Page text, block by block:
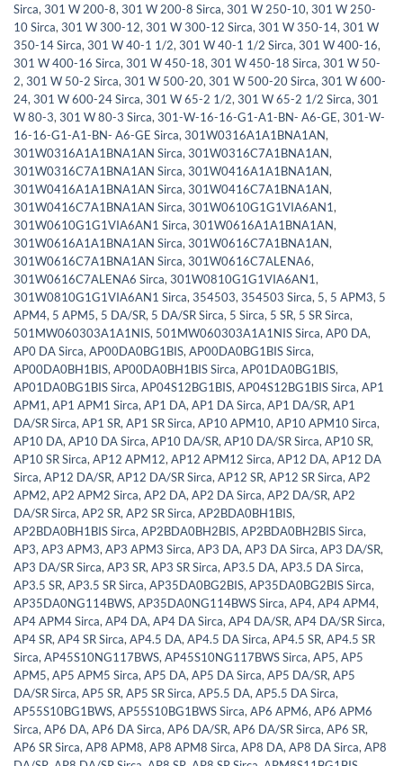
Sirca,301 W 200-8,301 W 200-8 Sirca,301 W 250-10,301 W 250-
10 Sirca,301 W 300-12,301 W 300-12 Sirca,301 W 350-14,301 W
350-14 Sirca,301 W 40-1 1/2,301 W 40-1 1/2 Sirca,301 W 400-16,
301 W 400-16 Sirca,301 W 450-18,301 W 450-18 Sirca,301 W 50-
2,301 W 50-2 Sirca,301 W 500-20,301 W 500-20 Sirca,301 W 600-
24,301 W 600-24 Sirca,301 W 65-2 1/2,301 W 65-2 1/2 Sirca,301
W 80-3,301 W 80-3 Sirca,301-W-16-16-G1-A1-BN- A6-GE,301-W-
16-16-G1-A1-BN- A6-GE Sirca,301W0316A1A1BNA1AN,
301W0316A1A1BNA1AN Sirca,301W0316C7A1BNA1AN,
301W0316C7A1BNA1AN Sirca,301W0416A1A1BNA1AN,
301W0416A1A1BNA1AN Sirca,301W0416C7A1BNA1AN,
301W0416C7A1BNA1AN Sirca,301W0610G1G1VIA6AN1,
301W0610G1G1VIA6AN1 Sirca,301W0616A1A1BNA1AN,
301W0616A1A1BNA1AN Sirca,301W0616C7A1BNA1AN,
301W0616C7A1BNA1AN Sirca,301W0616C7ALENA6,
301W0616C7ALENA6 Sirca,301W0810G1G1VIA6AN1,
301W0810G1G1VIA6AN1 Sirca,354503,354503 Sirca, 5, 5 APM3, 5
APM4, 5 APM5, 5 DA/SR, 5 DA/SR Sirca, 5 Sirca, 5 SR, 5 SR Sirca,
501MW060303A1A1NIS, 501MW060303A1A1NIS Sirca,AP0 DA,
AP0 DA Sirca,AP00DA0BG1BIS,AP00DA0BG1BIS Sirca,
AP00DA0BH1BIS,AP00DA0BH1BIS Sirca,AP01DA0BG1BIS,
AP01DA0BG1BIS Sirca,AP04S12BG1BIS,AP04S12BG1BIS Sirca,AP1
APM1,AP1 APM1 Sirca,AP1 DA,AP1 DA Sirca,AP1 DA/SR,AP1
DA/SR Sirca,AP1 SR,AP1 SR Sirca,AP10 APM10,AP10 APM10 Sirca,
AP10 DA,AP10 DA Sirca,AP10 DA/SR,AP10 DA/SR Sirca,AP10 SR,
AP10 SR Sirca,AP12 APM12,AP12 APM12 Sirca,AP12 DA,AP12 DA
Sirca,AP12 DA/SR,AP12 DA/SR Sirca,AP12 SR,AP12 SR Sirca,AP2
APM2,AP2 APM2 Sirca,AP2 DA,AP2 DA Sirca,AP2 DA/SR,AP2
DA/SR Sirca,AP2 SR,AP2 SR Sirca,AP2BDA0BH1BIS,
AP2BDA0BH1BIS Sirca,AP2BDA0BH2BIS,AP2BDA0BH2BIS Sirca,
AP3,AP3 APM3,AP3 APM3 Sirca,AP3 DA,AP3 DA Sirca,AP3 DA/SR,
AP3 DA/SR Sirca,AP3 SR,AP3 SR Sirca,AP3.5 DA,AP3.5 DA Sirca,
AP3.5 SR,AP3.5 SR Sirca,AP35DA0BG2BIS,AP35DA0BG2BIS Sirca,
AP35DA0NG114BWS,AP35DA0NG114BWS Sirca,AP4,AP4 APM4,
AP4 APM4 Sirca,AP4 DA,AP4 DA Sirca,AP4 DA/SR,AP4 DA/SR Sirca,
AP4 SR,AP4 SR Sirca,AP4.5 DA,AP4.5 DA Sirca,AP4.5 SR,AP4.5 SR
Sirca,AP45S10NG117BWS,AP45S10NG117BWS Sirca,AP5,AP5
APM5,AP5 APM5 Sirca,AP5 DA,AP5 DA Sirca,AP5 DA/SR,AP5
DA/SR Sirca,AP5 SR,AP5 SR Sirca,AP5.5 DA,AP5.5 DA Sirca,
AP55S10BG1BWS,AP55S10BG1BWS Sirca,AP6 APM6,AP6 APM6
Sirca,AP6 DA,AP6 DA Sirca,AP6 DA/SR,AP6 DA/SR Sirca,AP6 SR,
AP6 SR Sirca,AP8 APM8,AP8 APM8 Sirca,AP8 DA,AP8 DA Sirca,AP8